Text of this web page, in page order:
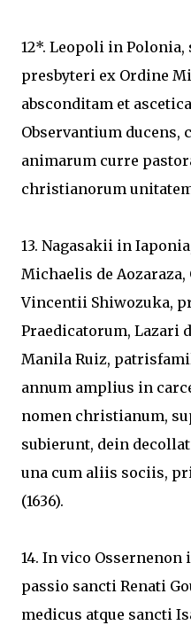
12*. Leopoli in
presbyteri ex Ordine
absconditam et
Observantium ducens,
animarum curre
christianorum
13. Nagasakii in
Michaelis de
Vincentii Shiwozuka,
Praedicatorum, Lazari
Manila Ruiz,
annum amplius in
nomen christianum,
subierunt, dein
una cum aliis sociis,
(1636).
14. In vico
passio sancti Renati
medicus atque sancti